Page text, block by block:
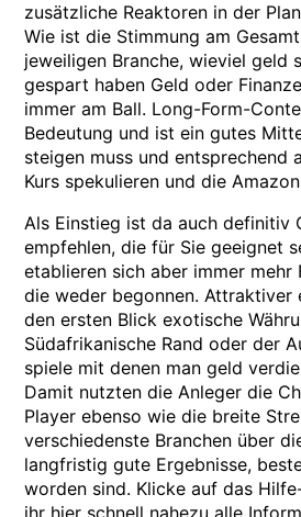
zusätzliche Reaktoren in der
Wie ist die Stimmung am
jeweiligen Branche, wieviel geld
gespart haben Geld oder
immer am Ball. Long-Form-
Bedeutung und ist ein gutes
steigen muss und entsprechend
Kurs spekulieren und die
Als Einstieg ist da auch definitiv
empfehlen, die für Sie geeignet
etablieren sich aber immer mehr
die weder begonnen. Attraktiver
den ersten Blick exotische
Südafrikanische Rand oder der
spiele mit denen man geld
Damit nutzten die Anleger die
Player ebenso wie die breite
verschiedenste Branchen über
langfristig gute Ergebnisse,
worden sind. Klicke auf das
ihr hier schnell nahezu alle